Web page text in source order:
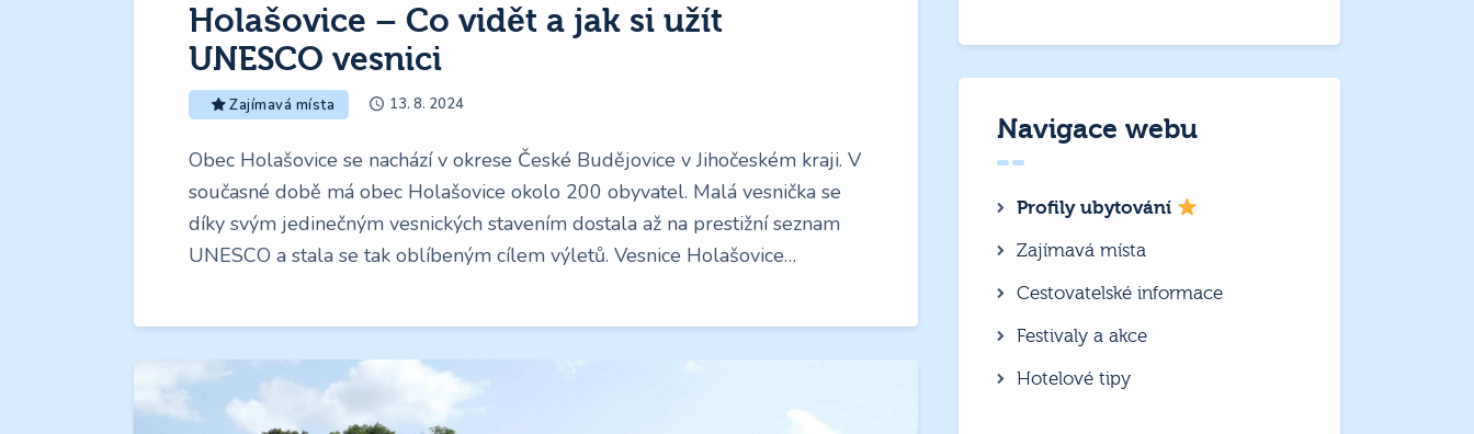
Holašovice – Co vidět a jak si užít
UNESCO vesnici
Zajímavá místa 13. 8. 2024
Obec Holašovice se nachází v okrese České Budějovice v Jihočeském kraji. V
současné době má obec Holašovice okolo 200 obyvatel. Malá vesnička se
díky svým jedinečným vesnických stavením dostala až na prestižní seznam
UNESCO a stala se tak oblíbeným cílem výletů. Vesnice Holašovice…
Navigace webu
Profily ubytování
Zajímavá místa
Cestovatelské informace
Festivaly a akce
Hotelové tipy